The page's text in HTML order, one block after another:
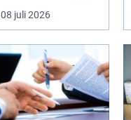
tryggt och lå...
08 juli 2026